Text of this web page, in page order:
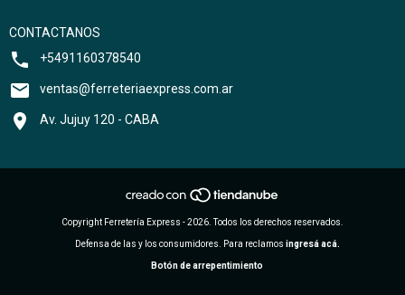
CONTACTANOS
+5491160378540
ventas@ferreteriaexpress.com.ar
Av. Jujuy 120 - CABA
Copyright Ferretería Express - 2026. Todos los derechos reservados.
Defensa de las y los consumidores. Para reclamos ingresá acá.
Botón de arrepentimiento